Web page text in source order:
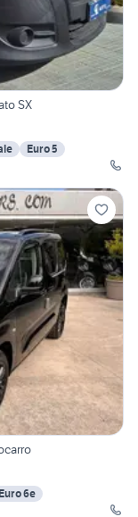
SX
Euro 5
Euro 6e